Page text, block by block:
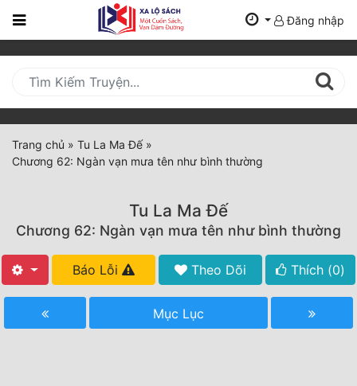
Trang
Mới
Cập
Nhật
(current)
Tất Cả
Hoàn Thành
Đăng nhập
Trang chủ » Tu La Ma Đế »
Chương 62: Ngàn vạn mưa tên như bình thường
Tu La Ma Đế
Chương 62: Ngàn vạn mưa tên như bình thường
Báo Lỗi Theo Dõi Thích (0)
Mục Lục